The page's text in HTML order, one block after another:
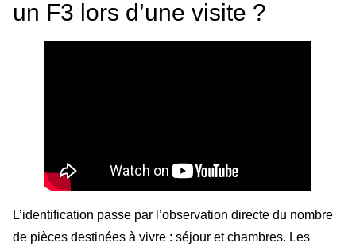
un F3 lors d’une visite ?
L’identification passe par l’observation directe du nombre
de pièces destinées à vivre : séjour et chambres. Les